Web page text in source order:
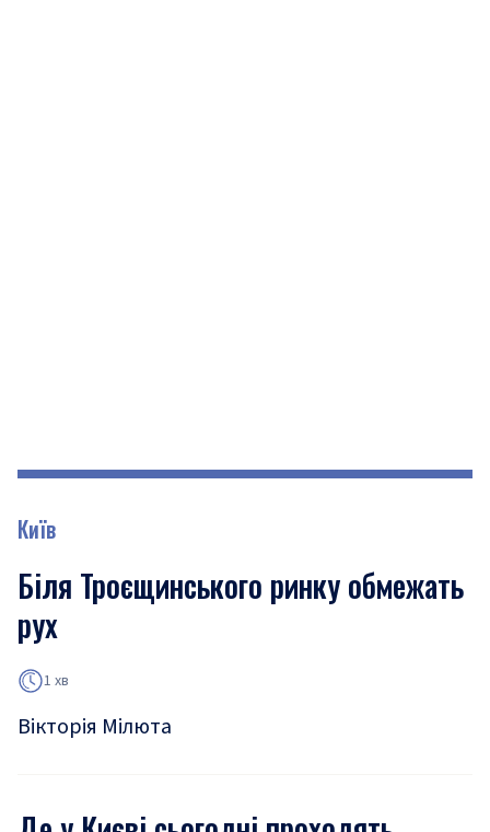
Київ
Біля Троєщинського ринку обмежать
рух
1 хв
Вікторія Мілюта